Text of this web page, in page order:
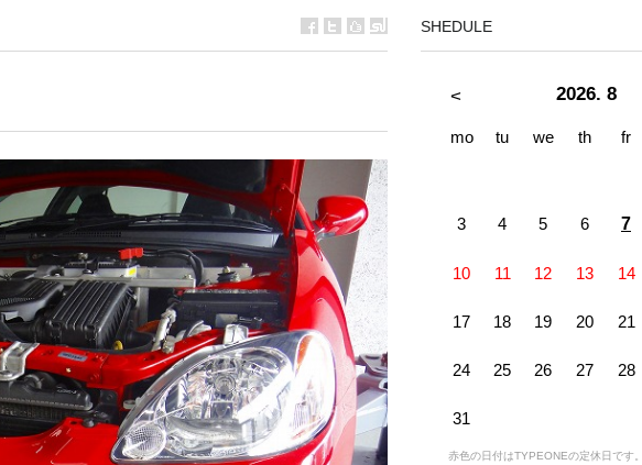
SHEDULE
2026. 8
<
mo tu we th fr
3 4 5 6 7
10 11 12 13 14
17 18 19 20 21
24 25 26 27 28
31
赤色の日付はTYPEONEの定休日です。